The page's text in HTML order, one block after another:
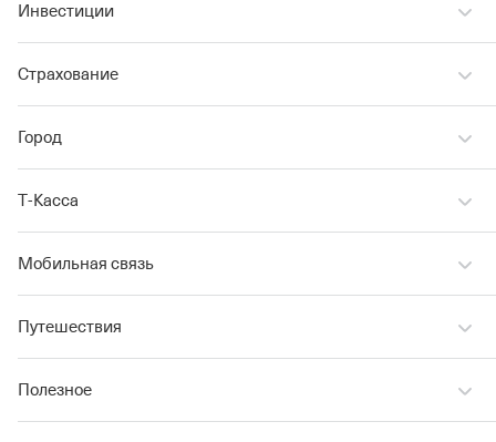
Инвестиции
Страхование
Город
Т‑Касса
Мобильная связь
Путешествия
Полезное